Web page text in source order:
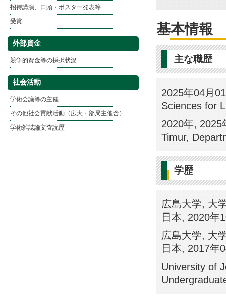
招待講演、口頭・ポスター発表等
受賞
外部資金
競争的資金等の採択状況
社会活動
学術会議等の主催
その他社会貢献活動（広大・部局主催含）
学術雑誌論文査読歴
基本情報
主な職歴
2025年04月
Sciences for
2020年, 2025
Timur,
学歴
広島大学, 大
日本, 2020年
広島大学, 大
日本, 2017年
University of